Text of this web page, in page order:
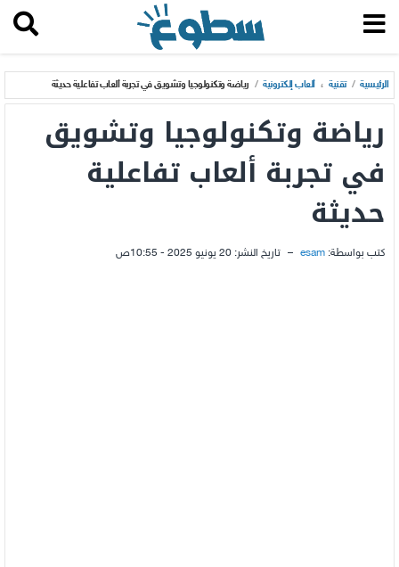
الرئيسية / تقنية ، ألعاب إلكترونية / رياضة وتكنولوجيا وتشويق في تجربة ألعاب تفاعلية حديثة
رياضة وتكنولوجيا وتشويق
في تجربة ألعاب تفاعلية
حديثة
كتب بواسطة: esam
– تاريخ النشر: 20 يونيو 2025 - 10:55ص